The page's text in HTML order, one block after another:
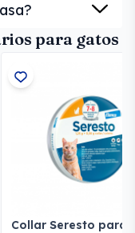
para gatos
Collar Seresto para